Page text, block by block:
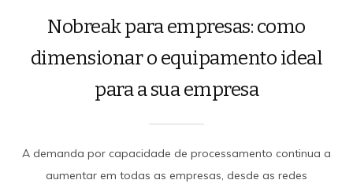
Nobreak para empresas: como
dimensionar o equipamento ideal
para a sua empresa
A demanda por capacidade de processamento continua a
aumentar em todas as empresas, desde as redes